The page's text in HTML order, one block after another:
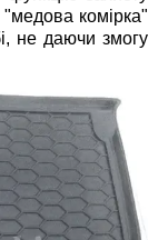
"медова комірка"
не даючи змогу